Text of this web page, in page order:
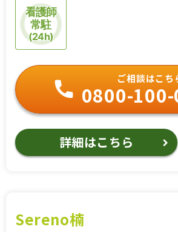
看護師
常駐
(24h)
ご相談はこち
0800-
詳細はこちら
Sereno楠